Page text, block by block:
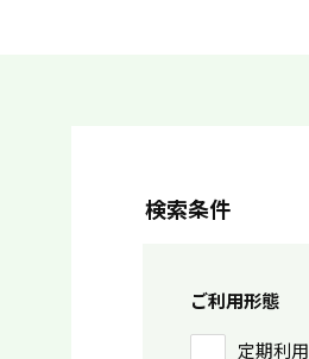
検索条件
ご利用形態
定期利用